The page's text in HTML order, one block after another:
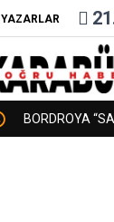
YAZARLAR
BORDROYA